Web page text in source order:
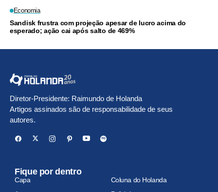
Economia
Sandisk frustra com projeção apesar de lucro acima do
esperado; ação cai após salto de 469%
Diretor-Presidente: Raimundo de Holanda
Artigos assinados são de responsabilidade de seus
autores.
Fique por dentro
Capa
Coluna do Holanda